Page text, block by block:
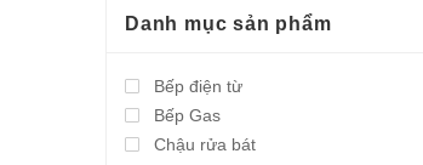
Danh mục sản phẩm
Bếp điện từ
Bếp Gas
Chậu rửa bát